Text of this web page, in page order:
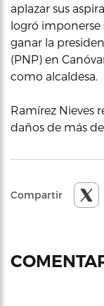
aplazar sus
logró imponerse
ganar la
(PNP) en
como alcaldesa.
Ramírez Nieves
daños de más
Compartir